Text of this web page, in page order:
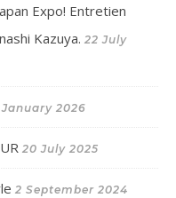
Expo! Entretien
Kazuya. 22 July
January 2026
20 July 2025
2 September 2024